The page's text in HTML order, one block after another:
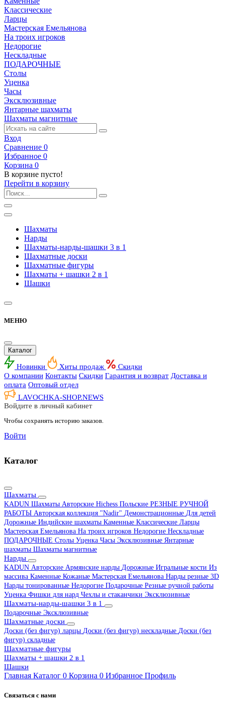
Классические
Ларцы
Мастерская Емельянова
На троих игроков
Недорогие
Нескладные
ПОДАРОЧНЫЕ
Столы
Уценка
Часы
Эксклюзивные
Янтарные шахматы
Шахматы магнитные
Вход
Сравнение 0
Избранное 0
Корзина 0
В корзине пусто!
Перейти в корзину
Шахматы
Нарды
Шахматы-нарды-шашки 3 в 1
Шахматные доски
Шахматные фигуры
Шахматы + шашки 2 в 1
Шашки
МЕНЮ
Каталог
Новинки Хиты продаж
Скидки
О компании Контакты Скидки Гарантия и возврат Доставка и
оплата Оптовый отдел
LAVOCHKA-SHOP.NEWS
Войдите в личный кабинет
Чтобы сохранять историю заказов.
Войти
Каталог
Шахматы
KADUN Шахматы Авторские Hichess Польские РЕЗНЫЕ РУЧНОЙ
РАБОТЫ Авторская коллекция "Nadir" Демонстрационные Для детей
Дорожные Индийские шахматы Каменные Классические Ларцы
Мастерская Емельянова На троих игроков Недорогие Нескладные
ПОДАРОЧНЫЕ Столы Уценка Часы Эксклюзивные Янтарные
шахматы Шахматы магнитные
Нарды
KADUN Авторские Армянские нарды Дорожные Игральные кости Из
массива Каменные Кожаные Мастерская Емельянова Нарды резные 3D
Нарды тонированные Недорогие Подарочные Резные ручной работы
Уценка Фишки для нард Чехлы и стаканчики Эксклюзивные
Шахматы-нарды-шашки 3 в 1
Подарочные Эксклюзивные
Шахматные доски
Доски (без фигур) ларцы Доски (без фигур) нескладные Доски (без
фигур) складные
Шахматные фигуры
Шахматы + шашки 2 в 1
Шашки
Главная Каталог 0 Корзина 0 Избранное Профиль
Связаться с нами